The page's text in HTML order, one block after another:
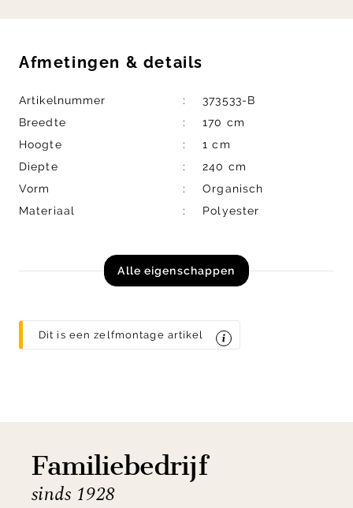
Afmetingen & details
Artikelnummer
373533-B
Breedte
170 cm
Hoogte
1 cm
Diepte
240 cm
Vorm
Organisch
Materiaal
Polyester
Alle eigenschappen
Dit is een zelfmontage artikel
Familiebedrijf
sinds 1928